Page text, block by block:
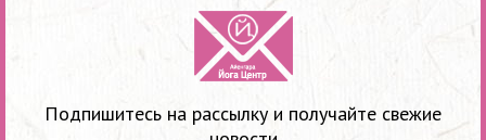
Подпишитесь на рассылку и получайте свежие